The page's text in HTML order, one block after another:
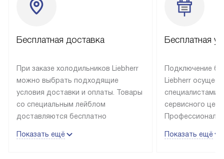
Бесплатная доставка
При заказе холодильников Liebherr
можно выбрать подходящие
условия доставки и оплаты. Товары
со специальным лейблом
доставляются бесплатно
до подъезда, выезд за МКАД
Показать ещё
Бесплатная
Подключение
Liebherr
специалистами
сервисного
эксплуатации
Показать ещё